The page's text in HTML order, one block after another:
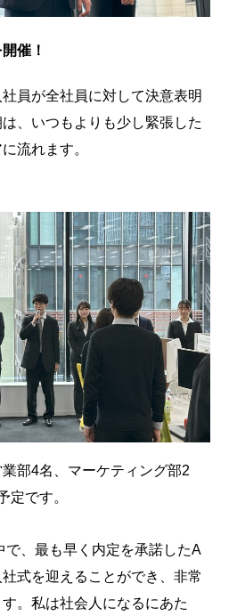
催！
員が全社員に対して決意表明
、いつもよりも少し緊張した
流れます。
部4名、マーケティング部2
定です。
で、最も早く内定を承諾したA
式を迎えることができ、非常
。私は社会人になるにあた